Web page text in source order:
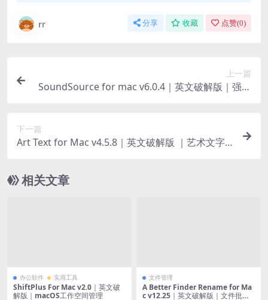
rr 分享 收藏 点赞(0)
上一篇
SoundSource for mac v6.0.4｜英文破解版｜强大
下一篇
Art Text for Mac v4.5.8｜英文破解版 ｜艺术文字
相关文章
办公软件 实用工具
ShiftPlus For Mac v2.0｜英文破
解版｜macOS工作空间管理
文件管理
A Better Finder Rename for Ma
c v12.25｜英文破解版｜文件批量